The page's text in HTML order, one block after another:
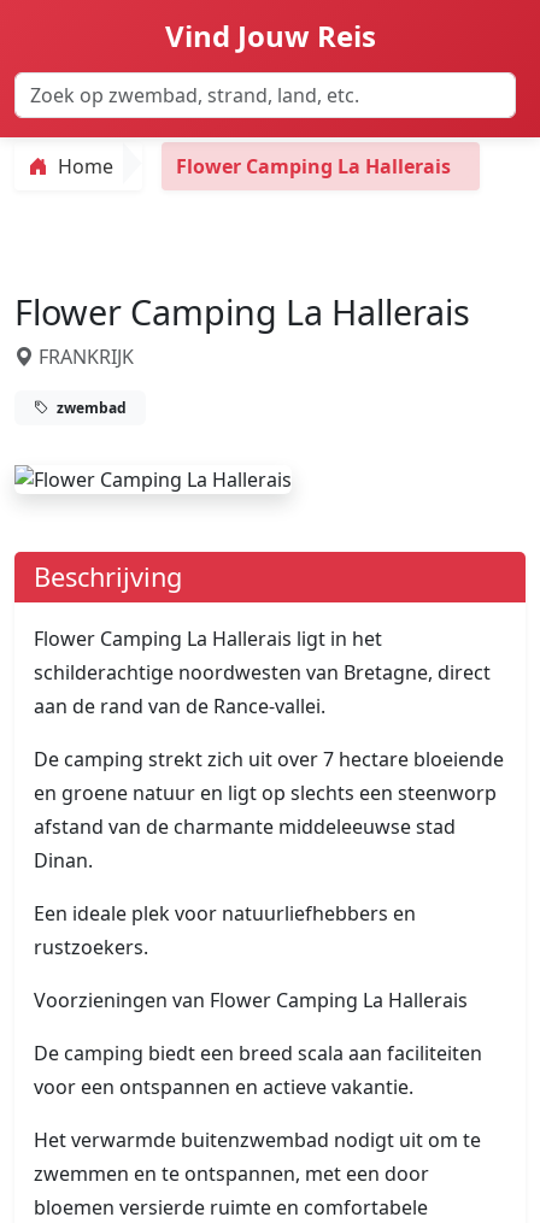
Vind Jouw Reis
Home Flower Camping La Hallerais
Flower Camping La Hallerais
FRANKRIJK
zwembad
Beschrijving
Flower Camping La Hallerais ligt in het
schilderachtige noordwesten van Bretagne, direct
aan de rand van de Rance-vallei.
De camping strekt zich uit over 7 hectare bloeiende
en groene natuur en ligt op slechts een steenworp
afstand van de charmante middeleeuwse stad
Dinan.
Een ideale plek voor natuurliefhebbers en
rustzoekers.
Voorzieningen van Flower Camping La Hallerais
De camping biedt een breed scala aan faciliteiten
voor een ontspannen en actieve vakantie.
Het verwarmde buitenzwembad nodigt uit om te
zwemmen en te ontspannen, met een door
bloemen versierde ruimte en comfortabele